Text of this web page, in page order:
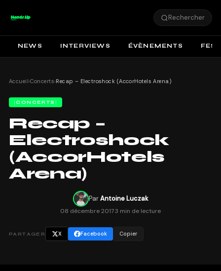
Rechercher
NEWS INTERVIEWS ÉVÈNEMENTS
Accueil›Concerts›Recap – Electroshock (AccorHotels Arena)
CONCERTS
Recap –
Electroshock
(AccorHotels
Arena)
ParAntoine Luczak
08 décembre 20173 min de lecture
PARTAGER X Facebook Copier